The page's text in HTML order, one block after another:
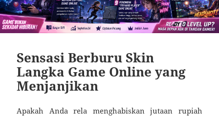
Sensasi Berburu Skin
Langka Game Online yang
Menjanjikan
Apakah Anda rela menghabiskan jutaan rupiah